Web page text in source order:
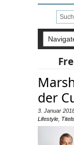
der
3. Januar
Lifestyle